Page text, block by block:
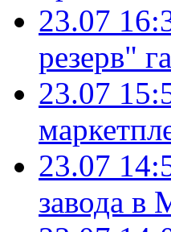
23.07
резерв"
23.07
23.07
завода в